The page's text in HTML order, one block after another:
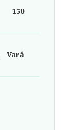
150
Vară